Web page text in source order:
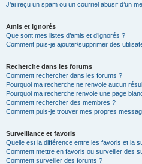
J’ai reçu un spam ou un courriel abusif d’un
Amis et ignorés
Que sont mes listes d’amis et d’ignorés ?
Comment puis-je ajouter/supprimer des
Recherche dans les forums
Comment rechercher dans les forums ?
Pourquoi ma recherche ne renvoie aucun
Pourquoi ma recherche renvoie une page
Comment rechercher des membres ?
Comment puis-je trouver mes propres
Surveillance et favoris
Quelle est la différence entre les favoris et la
Comment mettre en favoris ou surveiller des
Comment surveiller des forums ?